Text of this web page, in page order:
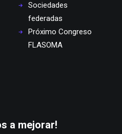
Sociedades
federadas
Próximo Congreso
FLASOMA
a mejorar!